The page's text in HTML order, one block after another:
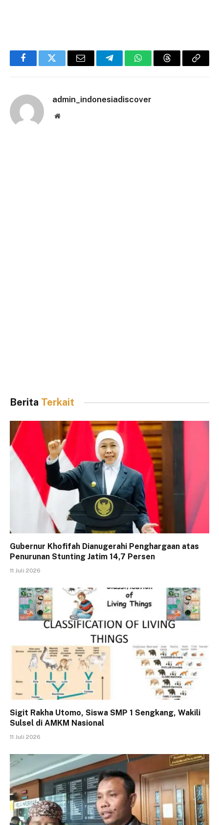
FacebookTwitter Email TelegramWhatsAppThreadsCopy
admin_indonesiadiscover
Website
Berita Terkait
Gubernur Khofifah Dianugerahi Penghargaan atas
Penurunan Stunting Jatim 14,7 Persen
11 Juli 2026
Sigit Rakha Utomo, Siswa SMP 1 Sengkang, Wakili
Sulsel di AMKM Nasional
11 Juli 2026